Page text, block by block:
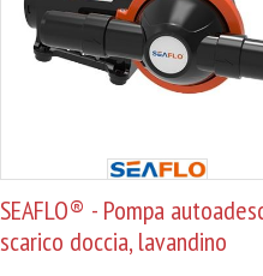
SEAFLO® - Pompa
scarico doccia, lavandino